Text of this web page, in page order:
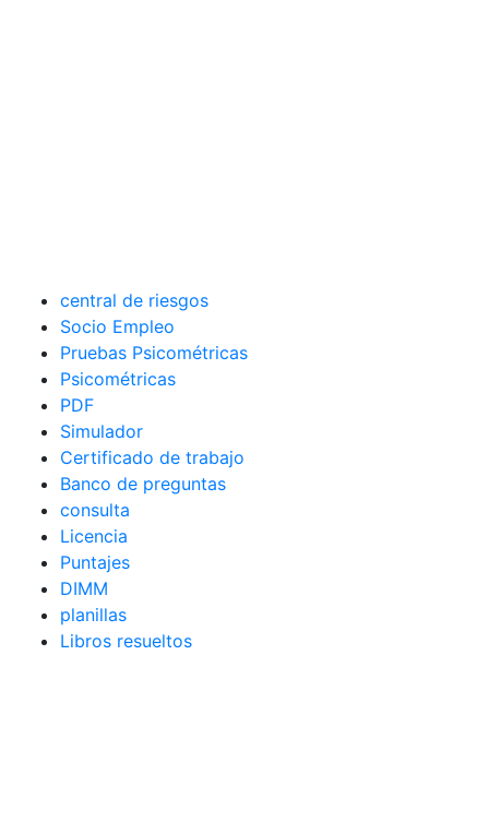
central de riesgos
Socio Empleo
Pruebas Psicométricas
Psicométricas
PDF
Simulador
Certificado de trabajo
Banco de preguntas
consulta
Licencia
Puntajes
DIMM
planillas
Libros resueltos